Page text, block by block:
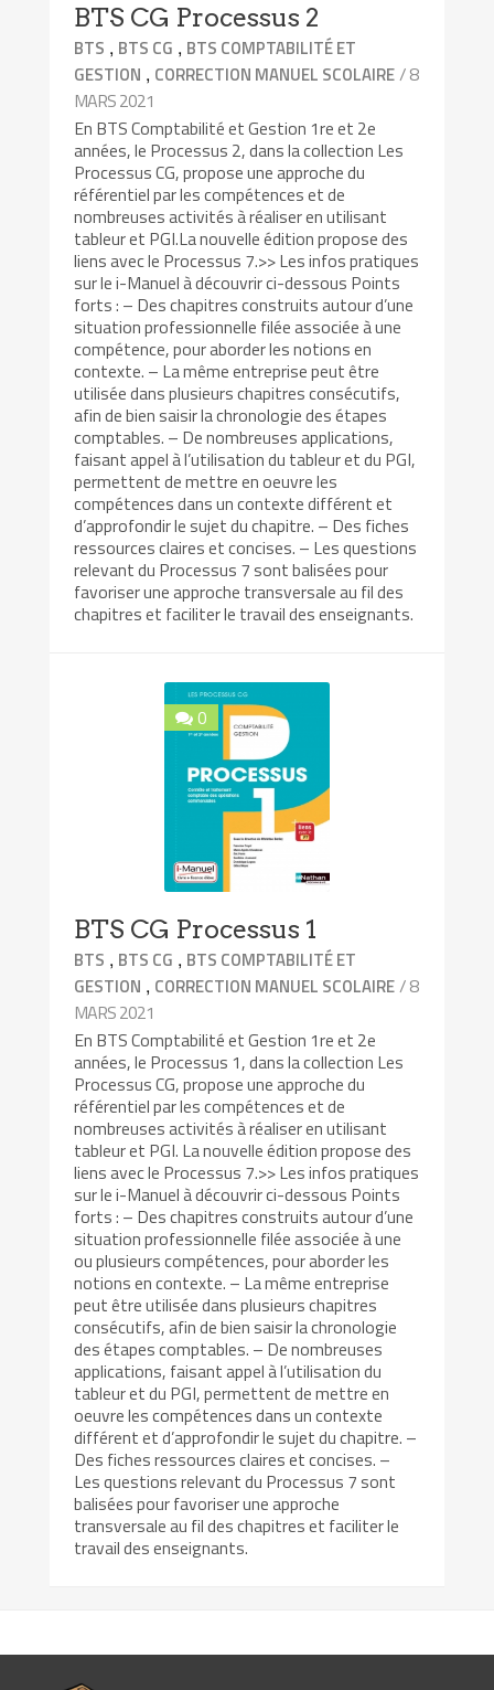
BTS CG Processus 2
BTS , BTS CG , BTS COMPTABILITÉ ET
GESTION , CORRECTION MANUEL SCOLAIRE/ 8
MARS 2021
En BTS Comptabilité et Gestion 1re et 2e
années, le Processus 2, dans la collection Les
Processus CG, propose une approche du
référentiel par les compétences et de
nombreuses activités à réaliser en utilisant
tableur et PGI.La nouvelle édition propose des
liens avec le Processus 7.>> Les infos pratiques
sur le i-Manuel à découvrir ci-dessous Points
forts : – Des chapitres construits autour d’une
situation professionnelle filée associée à une
compétence, pour aborder les notions en
contexte. – La même entreprise peut être
utilisée dans plusieurs chapitres consécutifs,
afin de bien saisir la chronologie des étapes
comptables. – De nombreuses applications,
faisant appel à l’utilisation du tableur et du PGI,
permettent de mettre en oeuvre les
compétences dans un contexte différent et
d’approfondir le sujet du chapitre. – Des fiches
ressources claires et concises. – Les questions
relevant du Processus 7 sont balisées pour
favoriser une approche transversale au fil des
chapitres et faciliter le travail des enseignants.
0
BTS CG Processus 1
BTS , BTS CG , BTS COMPTABILITÉ ET
GESTION , CORRECTION MANUEL SCOLAIRE/ 8
MARS 2021
En BTS Comptabilité et Gestion 1re et 2e
années, le Processus 1, dans la collection Les
Processus CG, propose une approche du
référentiel par les compétences et de
nombreuses activités à réaliser en utilisant
tableur et PGI. La nouvelle édition propose des
liens avec le Processus 7.>> Les infos pratiques
sur le i-Manuel à découvrir ci-dessous Points
forts : – Des chapitres construits autour d’une
situation professionnelle filée associée à une
ou plusieurs compétences, pour aborder les
notions en contexte. – La même entreprise
peut être utilisée dans plusieurs chapitres
consécutifs, afin de bien saisir la chronologie
des étapes comptables. – De nombreuses
applications, faisant appel à l’utilisation du
tableur et du PGI, permettent de mettre en
oeuvre les compétences dans un contexte
différent et d’approfondir le sujet du chapitre. –
Des fiches ressources claires et concises. –
Les questions relevant du Processus 7 sont
balisées pour favoriser une approche
transversale au fil des chapitres et faciliter le
travail des enseignants.